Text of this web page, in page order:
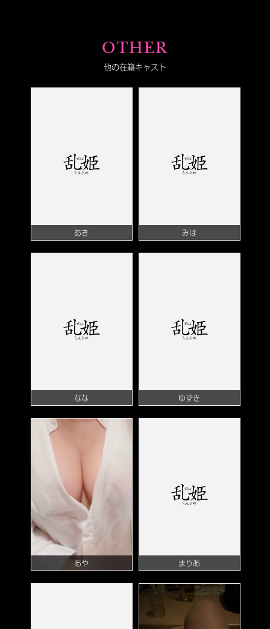
OTHER
他の在籍キャスト
あき みほ
なな ゆずき
あや まりあ